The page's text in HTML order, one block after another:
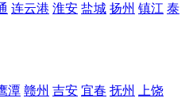
连云港 淮安 盐城 扬州 镇江 泰
潭 赣州 吉安 宜春 抚州 上饶